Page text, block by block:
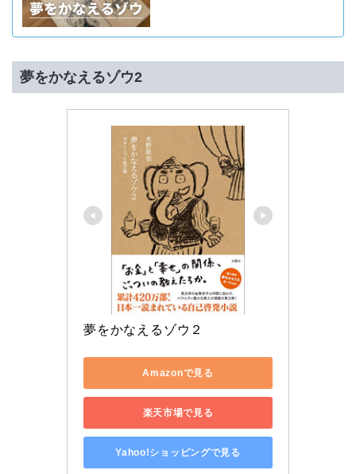
夢をかなえるゾウ2
夢をかなえるゾウ２
Amazonで見る
楽天市場で見る
Yahoo!ショッピングで見る